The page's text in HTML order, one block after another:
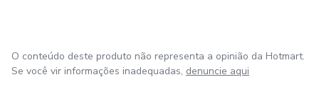
O conteúdo deste produto não representa a opinião da Hotmart.
Se você vir informações inadequadas, denuncie aqui